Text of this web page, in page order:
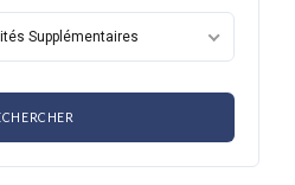
Supplémentaires